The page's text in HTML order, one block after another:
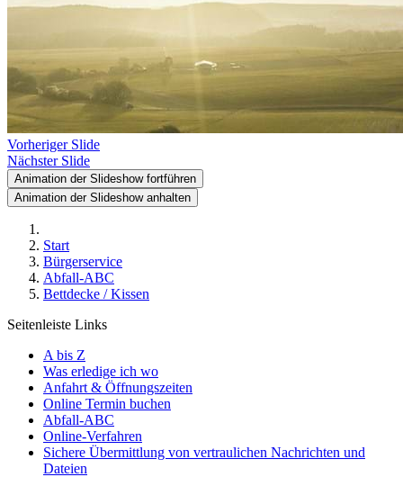
Vorheriger Slide
Nächster Slide
Animation der Slideshow fortführen
Animation der Slideshow anhalten
Start
Bürgerservice
Abfall-ABC
Bettdecke / Kissen
Seitenleiste Links
A bis Z
Was erledige ich wo
Anfahrt & Öffnungszeiten
Online Termin buchen
Abfall-ABC
Online-Verfahren
Sichere Übermittlung von vertraulichen Nachrichten und
Dateien